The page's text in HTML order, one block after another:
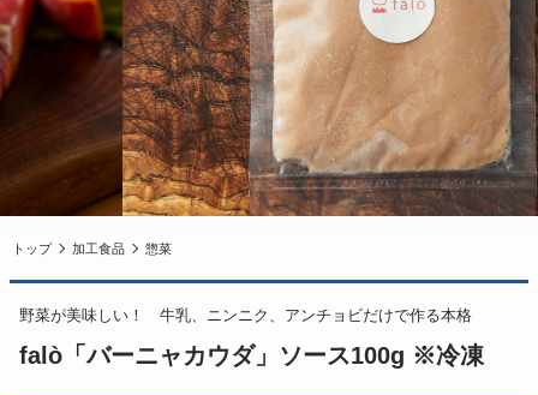
トップ 加工食品 惣菜
野菜が美味しい！ 牛乳、ニンニク、アンチョビだけで作る本格
falò「バーニャカウダ」ソース100g ※冷凍